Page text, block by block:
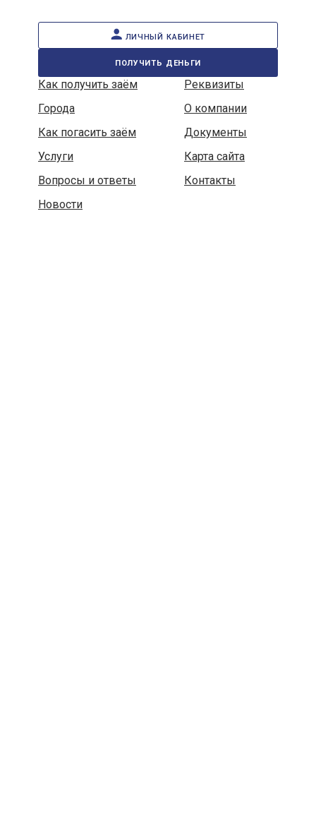
личный кабинет
получить деньги
Как получить заём
Реквизиты
Города
О компании
Как погасить заём
Документы
Услуги
Карта сайта
Вопросы и ответы
Контакты
Новости